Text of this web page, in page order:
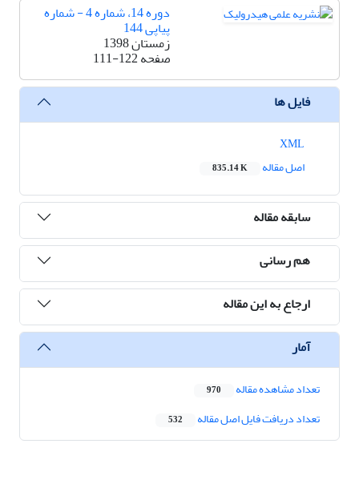
دوره 14، شماره 4 - شماره
پیاپی 144
زمستان 1398
صفحه111-122
فایل ها
اصل مقاله
835.14 K
سابقه مقاله
هم رسانی
ارجاع به این مقاله
آمار
تعداد مشاهده مقاله 970
تعداد دریافت فایل اصل مقاله 532